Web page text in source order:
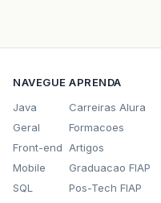
NAVEGUE
Java
Geral
Front-end
Mobile
SQL
APRENDA
Carreiras Alura
Formacoes
Artigos
Graduacao FIAP
Pos-Tech FIAP